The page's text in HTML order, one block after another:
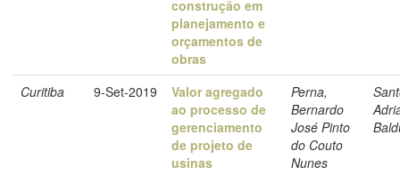
construção em
planejamento e
orçamentos de
obras
Curitiba
9-Set-2019
Valor agregado
ao processo de
gerenciamento
de projeto de
usinas
Perna,
Bernardo
José Pinto
do Couto
Nunes